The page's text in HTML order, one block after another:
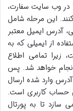
در وب سایت سفارت،
این مرحله شامل
آدرس ایمیل معتبر
از ایمیلی که به
تمامی اطلاع
انجام خواهد شد. پس
آدرس وارد شده ارسال
حساب کاربری است.
سازد تا به پورتال